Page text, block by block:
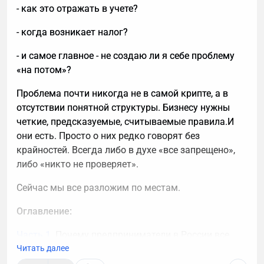
- как это отражать в учете?
- когда возникает налог?
- и самое главное - не создаю ли я себе проблему
«на потом»?
Проблема почти никогда не в самой крипте, а в
отсутствии понятной структуры. Бизнесу нужны
четкие, предсказуемые, считываемые правила.И
они есть. Просто о них редко говорят без
крайностей. Всегда либо в духе «все запрещено»,
либо «никто не проверяет».
Сейчас мы все разложим по местам.
Оглавление:
чаще смотрят в сторону крипты
Читать далее